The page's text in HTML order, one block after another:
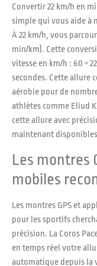
Convertir 22 km/h en
simple qui vous aide à
À 22 km/h, vous
min/km). Cette
vitesse en km/h : 60 ÷
secondes. Cette allure
aérobie pour de
athlètes comme Eliud
cette allure avec
maintenant
Les montres
mobiles
Les montres GPS et
pour les sportifs
précision. La Coros
en temps réel votre
automatique depuis la